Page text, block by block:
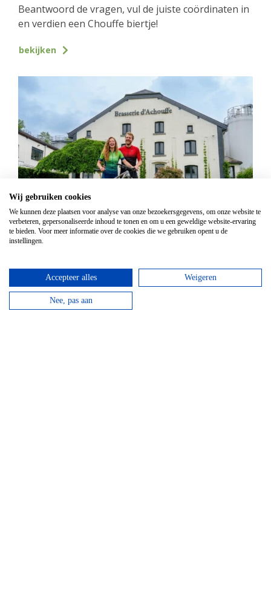
Beantwoord de vragen, vul de juiste coördinaten in
en verdien een Chouffe biertje!
bekijken
Mountainbike Chouffe route 18 km
Vanaf
langs de beroemde Achouffe brouwerij.
bekijken
Wij gebruiken cookies
We kunnen deze plaatsen voor analyse van onze bezoekersgegevens, om onze website te
verbeteren, gepersonaliseerde inhoud te tonen en om u een geweldige website-ervaring
te bieden. Voor meer informatie over de cookies die we gebruiken opent u de
instellingen.
Accepteer alles Weigeren
Nee, pas aan